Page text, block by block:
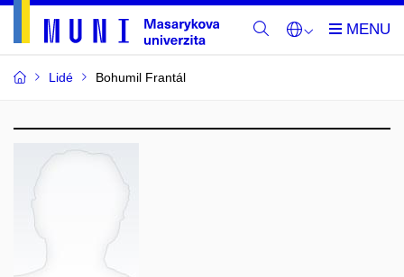
Lidé Bohumil Frantál